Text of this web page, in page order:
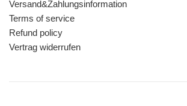
Versand&Zahlungsinformation
Terms of service
Refund policy
Vertrag widerrufen